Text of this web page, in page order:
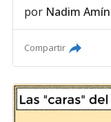
por Nadim Amín
Compartir